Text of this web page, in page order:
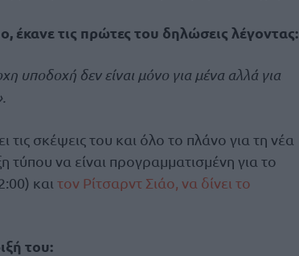
έκανε τις πρώτες του δηλώσεις λέγοντας:
υποδοχή δεν είναι μόνο για μένα αλλά για
σκέψεις του και όλο το πλάνο για τη νέα
τύπου να είναι προγραμματισμένη για το
και τον Ρίτσαρντ Σιάο, να δίνει το
του: